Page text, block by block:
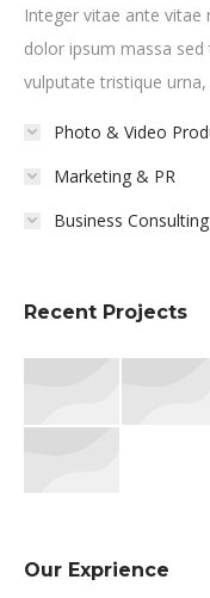
Integer vitae ante
dolor ipsum massa
vulputate tristique
Photo & Video
Marketing & PR
Business Consulting
Recent Projects
Our Exprience